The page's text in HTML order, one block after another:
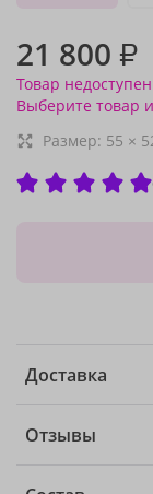
21 800 ₽
Товар
Выберите товар
Размер: 55 ×
Доставка
Отзывы